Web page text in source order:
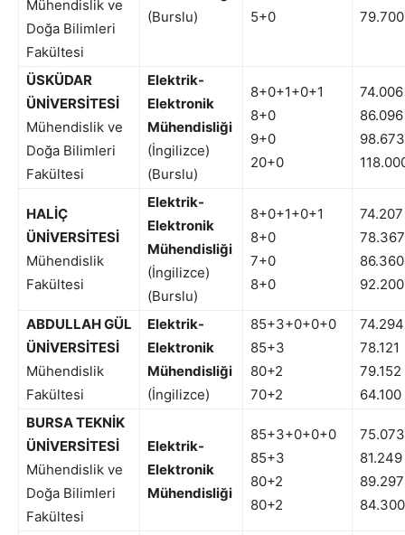
Mühendislik ve
Doğa Bilimleri
Fakültesi
(Burslu)
5+0
79.700
ÜSKÜDAR
ÜNİVERSİTESİ
Mühendislik ve
Doğa Bilimleri
Fakültesi
Elektrik-
Elektronik
Mühendisliği
(İngilizce)
(Burslu)
8+0+1+0+1
8+0
9+0
20+0
74.006
86.096
98.673
HALİÇ
ÜNİVERSİTESİ
Mühendislik
Fakültesi
Elektrik-
Elektronik
Mühendisliği
(İngilizce)
(Burslu)
8+0+1+0+1
8+0
7+0
8+0
74.207
78.367
86.360
92.200
ABDULLAH GÜL
ÜNİVERSİTESİ
Mühendislik
Fakültesi
Elektrik-
Elektronik
Mühendisliği
(İngilizce)
85+3+0+0+0
85+3
80+2
70+2
74.294
78.121
79.152
64.100
BURSA TEKNİK
ÜNİVERSİTESİ
Mühendislik ve
Doğa Bilimleri
Fakültesi
Elektrik-
Elektronik
Mühendisliği
85+3+0+0+0
85+3
80+2
80+2
75.073
81.249
89.297
84.300